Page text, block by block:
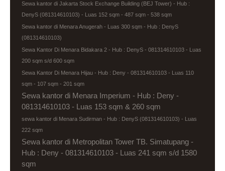
Sewa kantor di Jakarta Stock Exchange Building (BEJ Tower) - Hub :
DenyS (081314610103) - Luas 152 sqm - 487 sqm - 538 sqm
Sewa kantor di Menara Anugerah - Luas 300 sqm - Hub : DenyS
(081314610103)
Sewa Kantor Di Menara Bidakara 2 - Hub : DenyS - 081314610103 - Luas
200 sqm s/d 600 sqm
Sewa Kantor Di Menara Hijau - Hub : Deny - 081314610103 - Luas 110
sqm - 107 sqm - 201 sqm
Sewa kantor di Menara Imperium - Hub : Deny -
081314610103 - Luas 153 sqm & 260 sqm
sewa kantor di Menara Sudirman - Hub : DenyS (081314610103) - Luas
222 sqm
Sewa kantor di Metropolitan Tower TB. Simatupang -
Hub : Deny - 081314610103 - Luas 241 sqm s/d 1580
sqm